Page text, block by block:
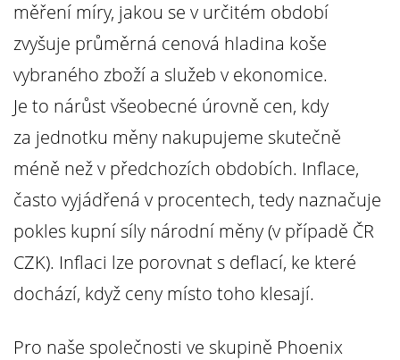
měření míry, jakou se v určitém období
zvyšuje průměrná cenová hladina koše
vybraného zboží a služeb v ekonomice.
Je to nárůst všeobecné úrovně cen, kdy
za jednotku měny nakupujeme skutečně
méně než v předchozích obdobích. Inflace,
často vyjádřená v procentech, tedy naznačuje
pokles kupní síly národní měny (v případě ČR
CZK). Inflaci lze porovnat s deflací, ke které
dochází, když ceny místo toho klesají.
Pro naše společnosti ve skupině Phoenix